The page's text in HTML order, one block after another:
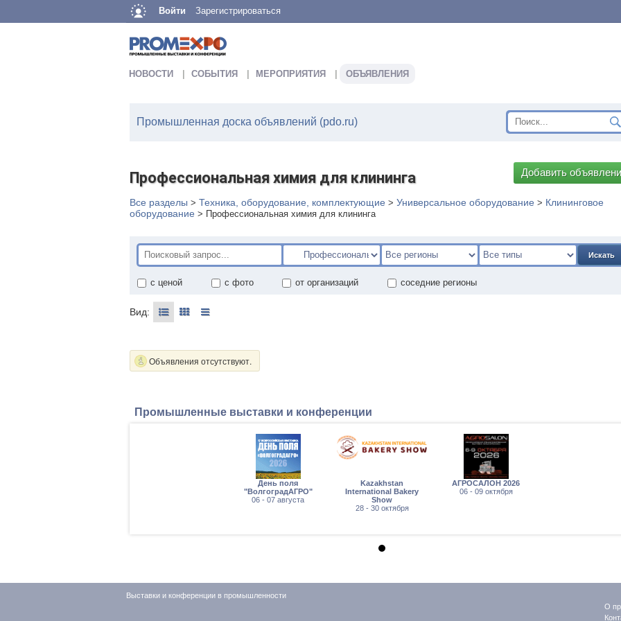
Войти Зарегистрироваться
НОВОСТИ СОБЫТИЯ МЕРОПРИЯТИЯ ОБЪЯВЛЕНИЯ
Промышленная доска объявлений (pdo.ru)
Профессиональная химия для клининга Добавить
Все разделы > Техника, оборудование, комплектующие > Универсальное оборудование > Клининговое
оборудование > Профессиональная химия для клининга
Искать
с ценой с фото от организаций соседние регионы
Вид:
Объявления отсутствуют.
Промышленные выставки и конференции
День поля
"ВолгоградАГРО"
06 - 07 августа
Kazakhstan
International Bakery
Show
28 - 30 октября
АГРОСАЛОН 2026
06 - 09 октября
Выставки и конференции в промышленности
О